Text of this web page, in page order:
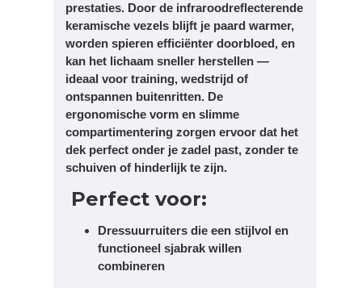
prestaties. Door de infraroodreflecterende
keramische vezels blijft je paard warmer,
worden spieren efficiënter doorbloed, en
kan het lichaam sneller herstellen —
ideaal voor training, wedstrijd of
ontspannen buitenritten. De
ergonomische vorm en slimme
compartimentering zorgen ervoor dat het
dek perfect onder je zadel past, zonder te
schuiven of hinderlijk te zijn.
Perfect voor:
Dressuurruiters die een stijlvol en
functioneel sjabrak willen
combineren